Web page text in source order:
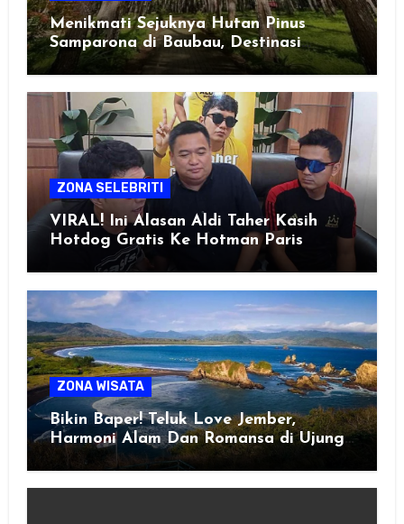
Menikmati Sejuknya Hutan Pinus
Samparona di Baubau, Destinasi
Healing Favorit!
ZONA SELEBRITI
VIRAL! Ini Alasan Aldi Taher Kasih
Hotdog Gratis Ke Hotman Paris
ZONA WISATA
Bikin Baper! Teluk Love Jember,
Harmoni Alam Dan Romansa di Ujung
Selatan Jawa